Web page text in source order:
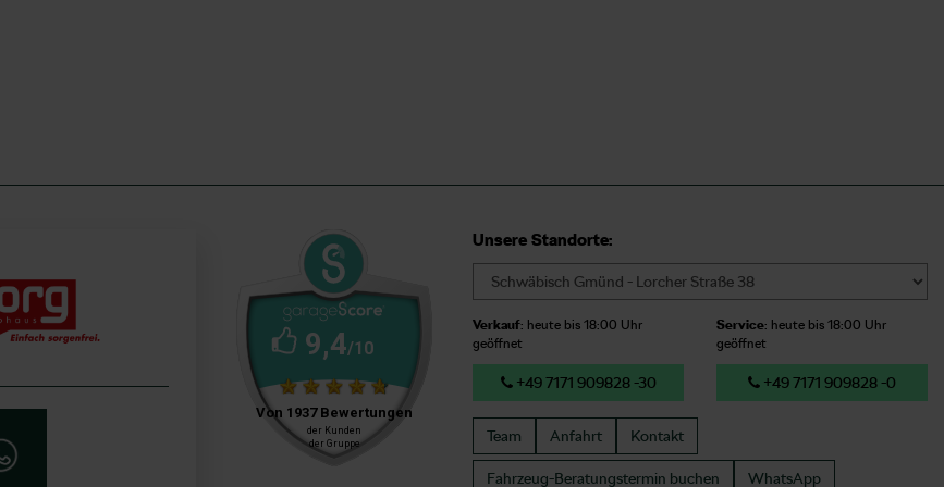
Unsere Standorte:
Verkauf: heute bis 18:00 Uhr
geöffnet
+49 7171 909828 -30
Service: heute bis 18:00 Uhr
geöffnet
+49 7171 909828 -0
Team Anfahrt Kontakt
Fahrzeug-Beratungstermin buchen WhatsApp